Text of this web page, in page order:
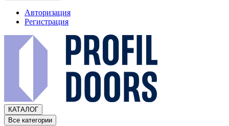
Авторизация
Регистрация
КАТАЛОГ
Все категории